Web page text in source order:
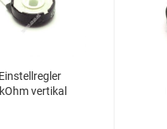
Einstellregler
vertikal